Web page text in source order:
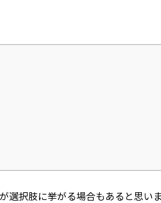
択肢に挙がる場合もあると思いま